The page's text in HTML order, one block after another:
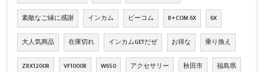
素敵なご縁に感謝 インカム ビーコム B+COM 6X 6X
大人気商品 在庫切れ インカムGETだぜ お得な 乗り換え
ZRX1200R VF1000R W650 アクセサリー 秋田市 福島県